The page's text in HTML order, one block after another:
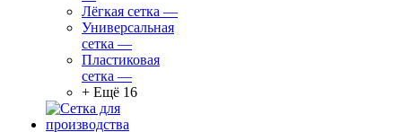
Лёгкая сетка —
Универсальная
сетка —
Пластиковая
сетка —
+ Ещё 16